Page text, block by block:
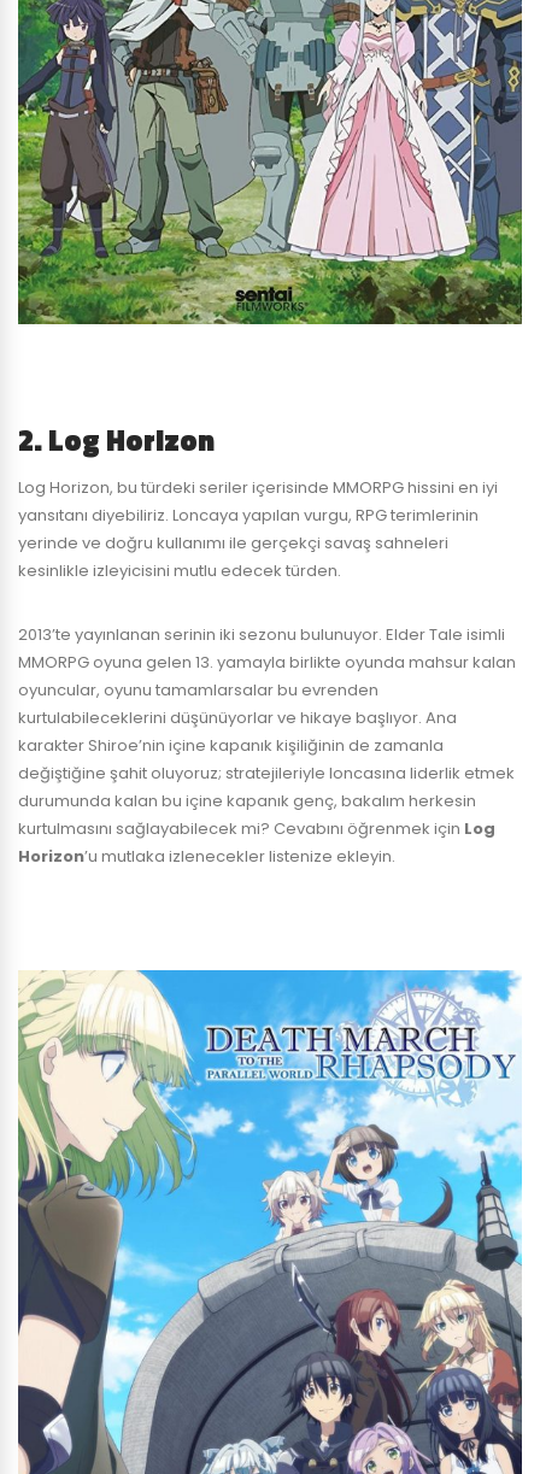
2. Log Horizon
Log Horizon, bu türdeki seriler içerisinde MMORPG hissini en iyi
yansıtanı diyebiliriz. Loncaya yapılan vurgu, RPG terimlerinin
yerinde ve doğru kullanımı ile gerçekçi savaş sahneleri
kesinlikle izleyicisini mutlu edecek türden.
2013’te yayınlanan serinin iki sezonu bulunuyor. Elder Tale isimli
MMORPG oyuna gelen 13. yamayla birlikte oyunda mahsur kalan
oyuncular, oyunu tamamlarsalar bu evrenden
kurtulabileceklerini düşünüyorlar ve hikaye başlıyor. Ana
karakter Shiroe’nin içine kapanık kişiliğinin de zamanla
değiştiğine şahit oluyoruz; stratejileriyle loncasına liderlik etmek
durumunda kalan bu içine kapanık genç, bakalım herkesin
kurtulmasını sağlayabilecek mi? Cevabını öğrenmek için Log
Horizon’u mutlaka izlenecekler listenize ekleyin.